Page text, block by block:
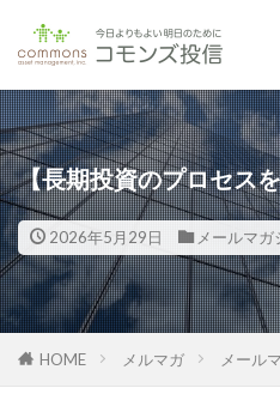
【長期投資のプロセス
2026年5月29日 メールマガ
HOME メルマガ メール